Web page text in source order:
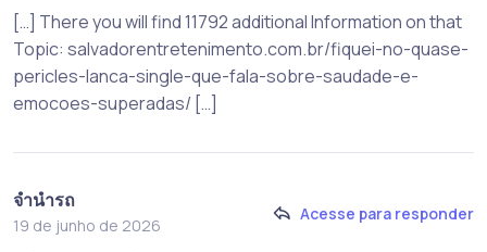
[…] There you will find 11792 additional Information on that
Topic: salvadorentretenimento.com.br/fiquei-no-quase-
pericles-lanca-single-que-fala-sobre-saudade-e-
emocoes-superadas/ […]
จำนำรถ
19 de junho de 2026
Acesse para responder